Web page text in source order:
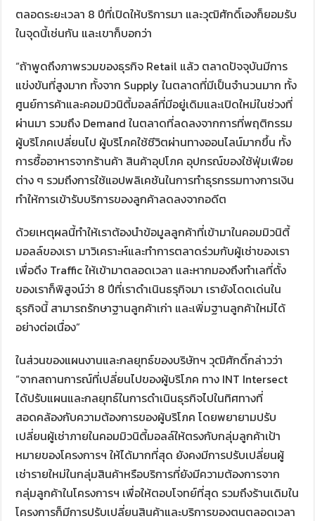
ตลอดระยะเวลา 8 ปีที่เปิดให้บริการมา และวุฒิศักดิ์เองก็ยอมรับ
ในจุดนี้เช่นกัน และเขาก็บอกว่า
“ถ้าพูดถึงภาพรวมของธุรกิจ Retail แล้ว ตลาดปัจจุบันมีการ
แข่งขันที่สูงมาก ทั้งจาก Supply ในตลาดที่มีเป็นจำนวนมาก ทั้ง
ศูนย์การค้าและคอมมิวนิตี้มอลล์ที่มีอยู่เดิมและเปิดใหม่ในช่วงที่
ผ่านมา รวมถึง Demand ในตลาดที่ลดลงจากการที่พฤติกรรม
ผู้บริโภคเปลี่ยนไป ผู้บริโภคใช้ชีวิตผ่านทางออนไลน์มากขึ้น ทั้ง
การซื้ออาหารจากร้านค้า สินค้าอุปโภค อุปกรณ์ของใช้ฟุ่มเฟือย
ต่าง ๆ รวมถึงการใช้แอปพลิเคชันในการทำธุรกรรมทางการเงิน
ทำให้การเข้ารับบริการของลูกค้าลดลงจากอดีต
ด้วยเหตุผลนี้ทำให้เราต้องนำข้อมูลลูกค้าที่เข้ามาในคอมมิวนิตี้
มอลล์ของเรา มาวิเคราะห์และทำการตลาดร่วมกับผู้เช่าของเรา
เพื่อดึง Traffic ให้เข้ามาตลอดเวลา และหากมองถึงทำเลที่ตั้ง
ของเราก็พิสูจน์ว่า 8 ปีที่เราดำเนินธรุกิจมา เรายังโดดเด่นใน
ธุรกิจนี้ สามารถรักษาฐานลูกค้าเก่า และเพิ่มฐานลูกค้าใหม่ได้
อย่างต่อเนื่อง”
ในส่วนของแผนงานและกลยุทธ์ของบริษัทฯ วุฒิศักดิ์กล่าวว่า
“จากสถานการณ์ที่เปลี่ยนไปของผู้บริโภค ทาง INT Intersect
ได้ปรับแผนและกลยุทธ์ในการดำเนินธุรกิจไปในทิศทางที่
สอดคล้องกับความต้องการของผู้บริโภค โดยพยายามปรับ
เปลี่ยนผู้เช่าภายในคอมมิวนิตี้มอลล์ให้ตรงกับกลุ่มลูกค้าเป้า
หมายของโครงการฯ ให้ได้มากที่สุด ยังคงมีการปรับเปลี่ยนผู้
เช่ารายใหม่ในกลุ่มสินค้าหรือบริการที่ยังมีความต้องการจาก
กลุ่มลูกค้าในโครงการฯ เพื่อให้ตอบโจทย์ที่สุด รวมถึงร้านเดิมใน
โครงการก็มีการปรับเปลี่ยนสินค้าและบริการของตนตลอดเวลา